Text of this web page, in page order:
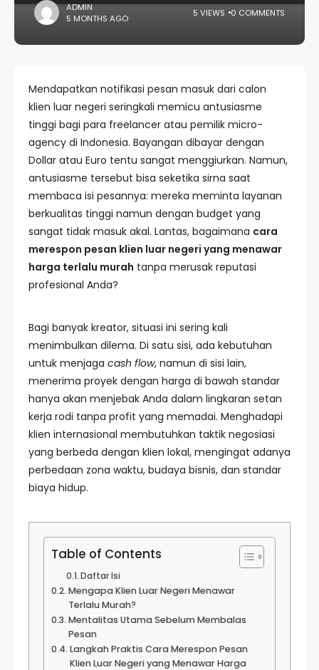
ADMIN
5 MONTHS AGO
5 VIEWS 0 COMMENTS
Mendapatkan notifikasi pesan masuk dari calon
klien luar negeri seringkali memicu antusiasme
tinggi bagi para freelancer atau pemilik micro-
agency di Indonesia. Bayangan dibayar dengan
Dollar atau Euro tentu sangat menggiurkan. Namun,
antusiasme tersebut bisa seketika sirna saat
membaca isi pesannya: mereka meminta layanan
berkualitas tinggi namun dengan budget yang
sangat tidak masuk akal. Lantas, bagaimana cara
merespon pesan klien luar negeri yang menawar
harga terlalu murah tanpa merusak reputasi
profesional Anda?
Bagi banyak kreator, situasi ini sering kali
menimbulkan dilema. Di satu sisi, ada kebutuhan
untuk menjaga cash flow, namun di sisi lain,
menerima proyek dengan harga di bawah standar
hanya akan menjebak Anda dalam lingkaran setan
kerja rodi tanpa profit yang memadai. Menghadapi
klien internasional membutuhkan taktik negosiasi
yang berbeda dengan klien lokal, mengingat adanya
perbedaan zona waktu, budaya bisnis, dan standar
biaya hidup.
Table of Contents
Daftar Isi
Mengapa Klien Luar Negeri Menawar
Terlalu Murah?
Mentalitas Utama Sebelum Membalas
Pesan
Langkah Praktis Cara Merespon Pesan
Klien Luar Negeri yang Menawar Harga